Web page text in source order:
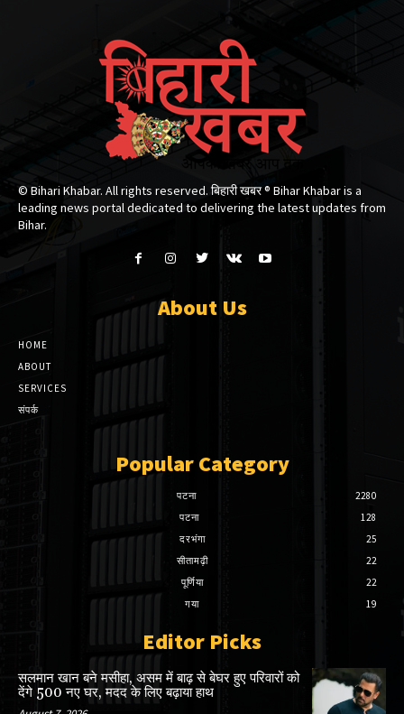
© Bihari Khabar. All rights reserved. बिहारी खबर ®​ Bihar Khabar is a
leading news portal dedicated to delivering the latest updates from
Bihar.
About Us
HOME
ABOUT
SERVICES
संपर्क
Popular Category
पटना
2280
पटना
128
दरभंगा
25
सीतामढ़ी
22
पूर्णिया
22
गया
19
Editor Picks
सलमान खान बने मसीहा, असम में बाढ़ से बेघर हुए परिवारों को
देंगे 500 नए घर, मदद के लिए बढ़ाया हाथ